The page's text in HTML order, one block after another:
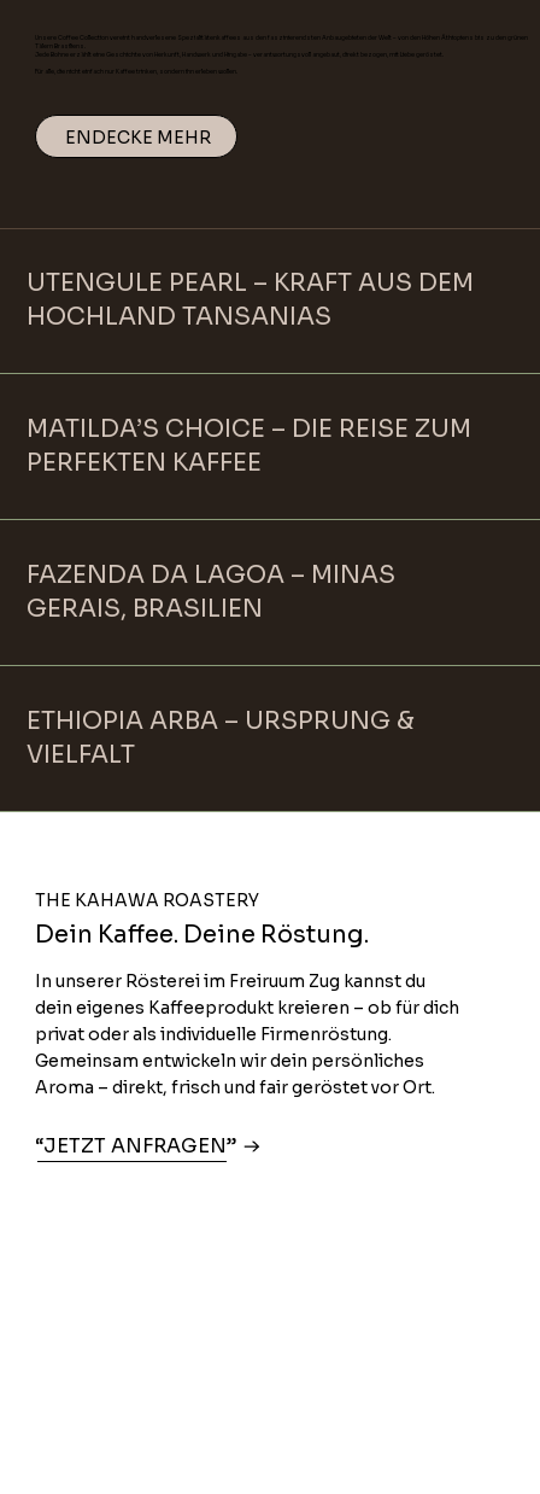
Unsere Coffee Collection vereint handverlesene Spezialitätenkaffees aus den faszinierendsten Anbaugebieten der Welt – von den Höhen Äthiopiens bis zu den grünen
Tälern Brasiliens.
Jede Bohne erzählt eine Geschichte von Herkunft, Handwerk und Hingabe – verantwortungsvoll angebaut, direkt bezogen, mit Liebe geröstet.
Für alle, die nicht einfach nur Kaffee trinken, sondern ihn erleben wollen.
ENDECKE MEHR
UTENGULE PEARL – KRAFT AUS DEM
HOCHLAND TANSANIAS
MATILDA’S CHOICE – DIE REISE ZUM
PERFEKTEN KAFFEE
FAZENDA DA LAGOA – MINAS
GERAIS, BRASILIEN
ETHIOPIA ARBA – URSPRUNG &
VIELFALT
THE KAHAWA ROASTERY
Dein Kaffee. Deine Röstung.
In unserer Rösterei im Freiruum Zug kannst du
dein eigenes Kaffeeprodukt kreieren – ob für dich
privat oder als individuelle Firmenröstung.
Gemeinsam entwickeln wir dein persönliches
Aroma – direkt, frisch und fair geröstet vor Ort.
“JETZT ANFRAGEN”